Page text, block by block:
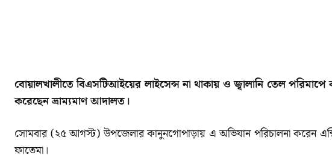
বোয়ালখালীতে বিএসটিআইয়ের লাইসেন্স না থাকায় ও জ্বালানি তেল
করেছেন ভ্রাম্যমাণ আদালত।
সোমবার (২৫ আগস্ট) উপজেলার কানুনগোপাড়ায় এ অভিযান পরিচালনা করেন
ফাতেমা।